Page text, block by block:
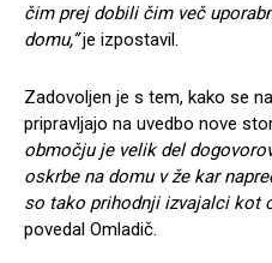
čim prej dobili čim več
domu,”je izpostavil.
Zadovoljen je s tem, kako se
pripravljajo na uvedbo nove
območju je velik del
oskrbe na domu v že kar
so tako prihodnji izvajalci kot
povedal Omladič.